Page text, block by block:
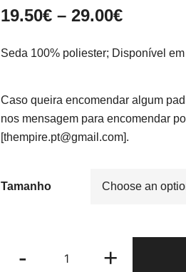
19.50€ – 29.00€Price
range:
29.00€
Seda 100% poliester; Disponível
Caso queira encomendar algum
nos mensagem para encomendar
[thempire.pt@gmail.com].
Tamanho
-
Maputo +